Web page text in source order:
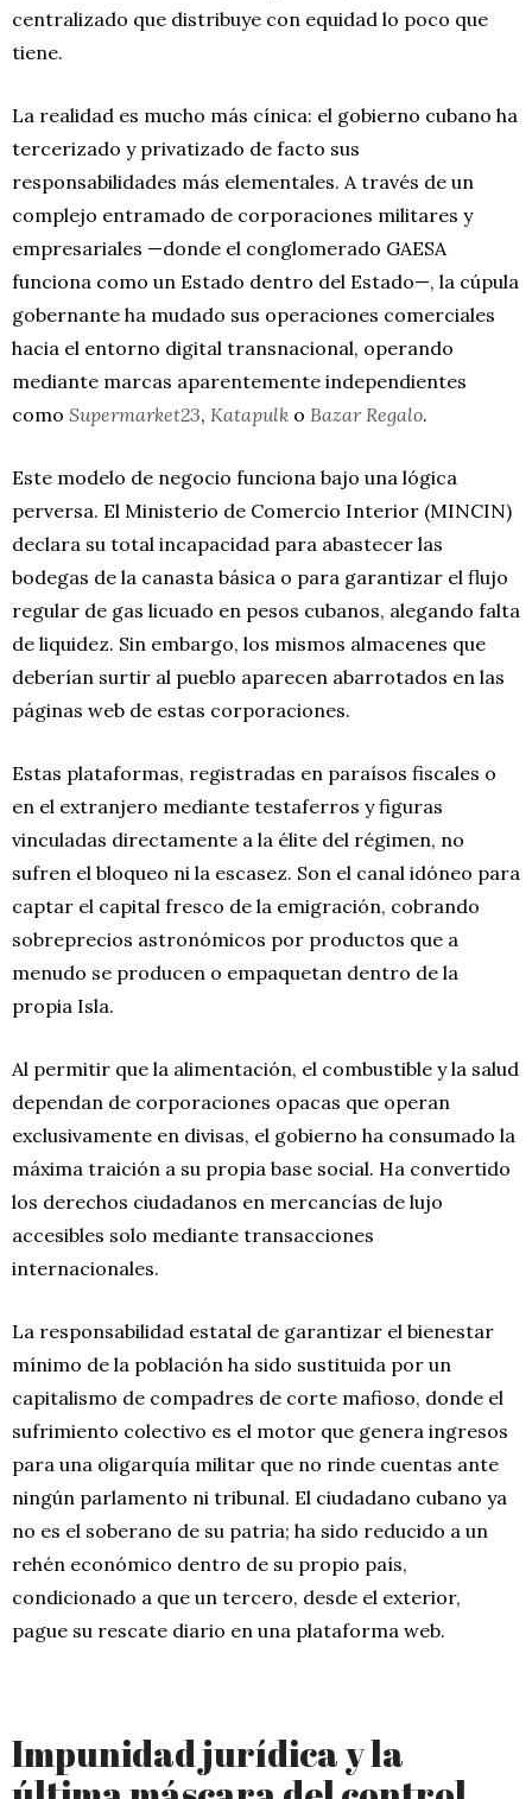
centralizado que distribuye con equidad lo poco que
tiene.
La realidad es mucho más cínica: el gobierno cubano ha
tercerizado y privatizado de facto sus
responsabilidades más elementales. A través de un
complejo entramado de corporaciones militares y
empresariales —donde el conglomerado GAESA
funciona como un Estado dentro del Estado—, la cúpula
gobernante ha mudado sus operaciones comerciales
hacia el entorno digital transnacional, operando
mediante marcas aparentemente independientes
como Supermarket23, Katapulk o Bazar Regalo.
Este modelo de negocio funciona bajo una lógica
perversa. El Ministerio de Comercio Interior (MINCIN)
declara su total incapacidad para abastecer las
bodegas de la canasta básica o para garantizar el flujo
regular de gas licuado en pesos cubanos, alegando falta
de liquidez. Sin embargo, los mismos almacenes que
deberían surtir al pueblo aparecen abarrotados en las
páginas web de estas corporaciones.
Estas plataformas, registradas en paraísos fiscales o
en el extranjero mediante testaferros y figuras
vinculadas directamente a la élite del régimen, no
sufren el bloqueo ni la escasez. Son el canal idóneo para
captar el capital fresco de la emigración, cobrando
sobreprecios astronómicos por productos que a
menudo se producen o empaquetan dentro de la
propia Isla.
Al permitir que la alimentación, el combustible y la salud
dependan de corporaciones opacas que operan
exclusivamente en divisas, el gobierno ha consumado la
máxima traición a su propia base social. Ha convertido
los derechos ciudadanos en mercancías de lujo
accesibles solo mediante transacciones
internacionales.
La responsabilidad estatal de garantizar el bienestar
mínimo de la población ha sido sustituida por un
capitalismo de compadres de corte mafioso, donde el
sufrimiento colectivo es el motor que genera ingresos
para una oligarquía militar que no rinde cuentas ante
ningún parlamento ni tribunal. El ciudadano cubano ya
no es el soberano de su patria; ha sido reducido a un
rehén económico dentro de su propio país,
condicionado a que un tercero, desde el exterior,
pague su rescate diario en una plataforma web.
Impunidad jurídica y la